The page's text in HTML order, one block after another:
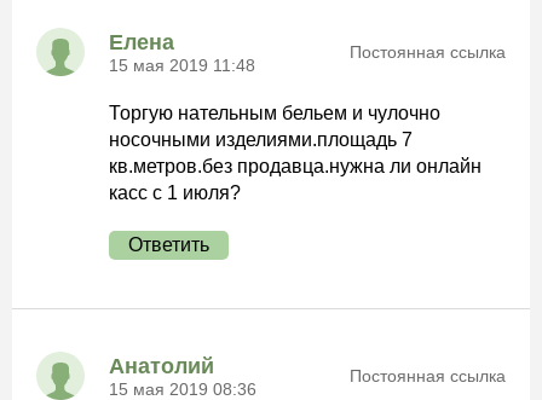
Елена
15 мая 2019 11:48
Постоянная ссылка
Торгую нательным бельем и чулочно
носочными изделиями.площадь 7
кв.метров.без продавца.нужна ли онлайн
касс с 1 июля?
Ответить
Анатолий
15 мая 2019 08:36
Постоянная ссылка